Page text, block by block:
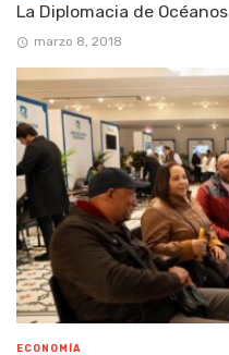
La Diplomacia de Océanos
marzo 8, 2018
ECONOMÍA